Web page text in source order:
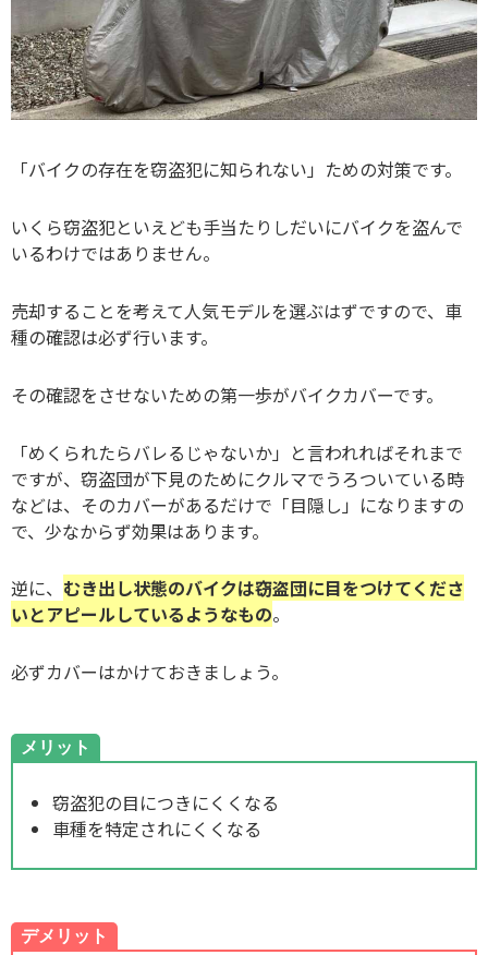
「バイクの存在を窃盗犯に知られない」ための対策です。
いくら窃盗犯といえども手当たりしだいにバイクを盗んで
いるわけではありません。
売却することを考えて人気モデルを選ぶはずですので、車
種の確認は必ず行います。
その確認をさせないための第一歩がバイクカバーです。
「めくられたらバレるじゃないか」と言われればそれまで
ですが、窃盗団が下見のためにクルマでうろついている時
などは、そのカバーがあるだけで「目隠し」になりますの
で、少なからず効果はあります。
逆に、 むき出し状態のバイクは窃盗団に目をつけてくださ
いとアピールしているようなもの。
必ずカバーはかけておきましょう。
メリット
窃盗犯の目につきにくくなる
車種を特定されにくくなる
デメリット